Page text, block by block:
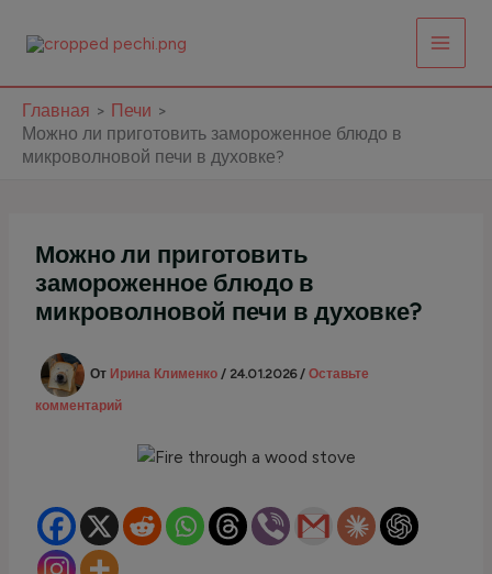
Главная
Печи
Можно ли приготовить замороженное блюдо в
микроволновой печи в духовке?
Можно ли приготовить
замороженное блюдо в
микроволновой печи в духовке?
От Ирина Клименко/ 24.01.2026/Оставьте
комментарий